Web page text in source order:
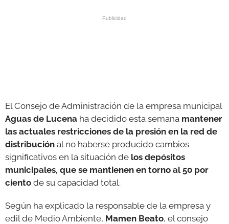
El Consejo de Administración de la empresa municipal
Aguas de Lucena ha decidido esta semana mantener
las actuales restricciones de la presión en la red de
distribución al no haberse producido cambios
significativos en la situación de los depósitos
municipales, que se mantienen en torno al 50 por
ciento de su capacidad total.
Según ha explicado la responsable de la empresa y
edil de Medio Ambiente, Mamen Beato, el consejo